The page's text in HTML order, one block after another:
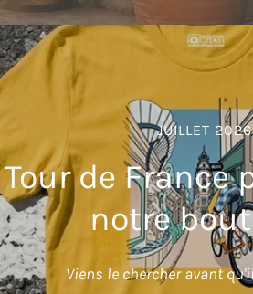
JUILLET 2026
Tour de France
notre
Viens le chercher avant